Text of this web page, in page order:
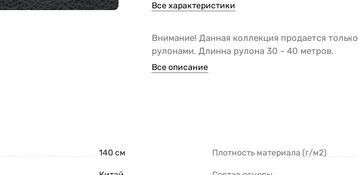
Все характеристики
Внимание! Данная коллекция продается только
рулонами. Длинна рулона 30 - 40 метров.
Все описание
140 см Плотность материала (г/м2)